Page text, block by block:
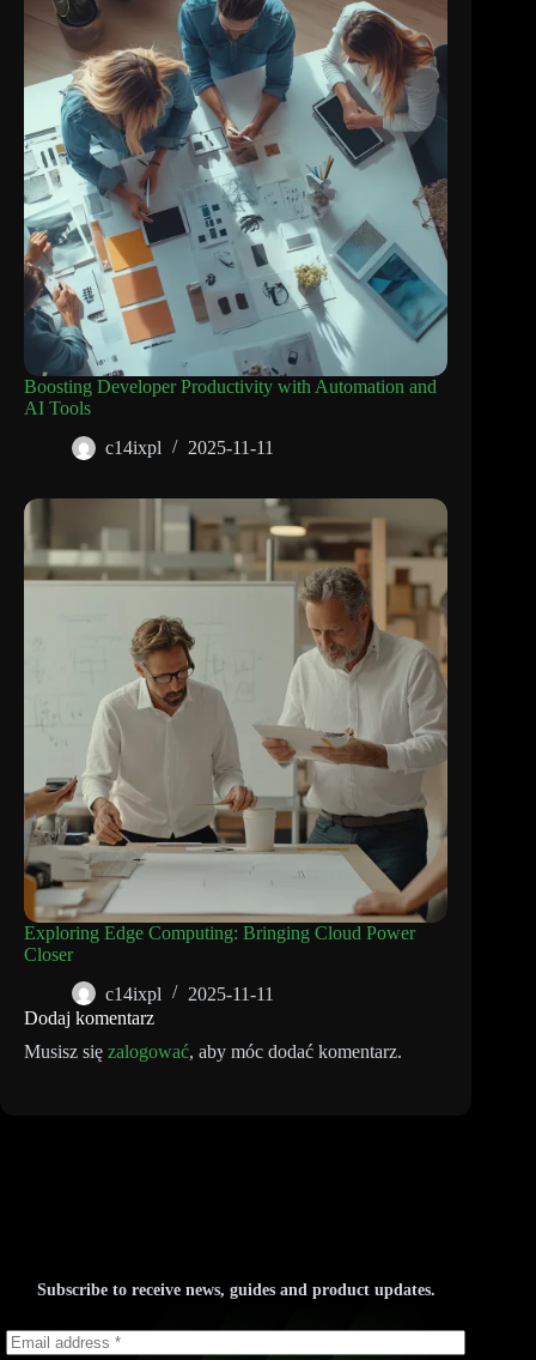
Boosting Developer Productivity with Automation and
AI Tools
c14ixpl
2025-11-11
Exploring Edge Computing: Bringing Cloud Power
Closer
c14ixpl
2025-11-11
Dodaj komentarz
Musisz się zalogować, aby móc dodać komentarz.
Subscribe to receive news, guides and product updates.